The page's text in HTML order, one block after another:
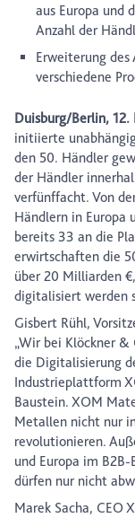
aus Europa und
Anzahl der
Erweiterung
verschiedene
Duisburg/Berlin, 12.
initiierte
den 50. Händler
der Händler
verfünffacht. Von
Händlern in Europa
bereits 33 an die
erwirtschaften die
über 20 Milliarden
digitalisiert werden
Gisbert Rühl,
„Wir bei Klöckner
die Digitalisierung
Industrieplattform
Baustein. XOM
Metallen nicht nur
revolutionieren.
und Europa im
dürfen nur nicht
Marek Sacha, CEO